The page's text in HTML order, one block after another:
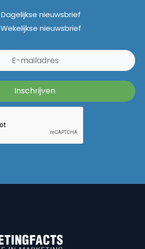
Dagelijkse nieuwsbrief
Wekelijkse nieuwsbrief